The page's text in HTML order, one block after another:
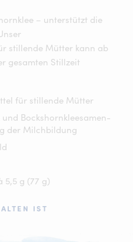
– unterstützt die
stillende Mütter kann ab
gesamten Stillzeit
für stillende Mütter
Bockshornkleesamen-
der Milchbildung
5,5 g (77 g)
IST